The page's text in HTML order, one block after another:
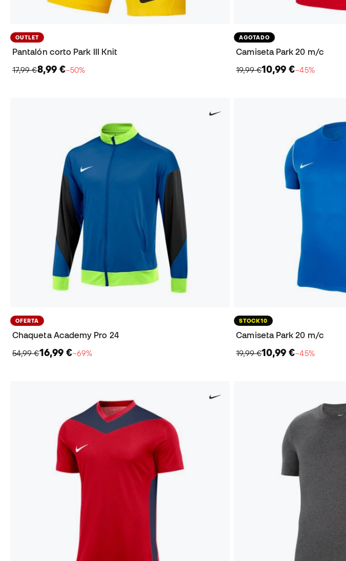
OUTLET
Pantalón corto Park III Knit
17,99 €8,99 €−50%
AGOTADO
Camiseta Park 20 m/c
19,99 €10,99 €−45%
OFERTA
Chaqueta Academy Pro 24
54,99 €16,99 €−69%
STOCK10
Camiseta Park 20 m/c
19,99 €10,99 €−45%